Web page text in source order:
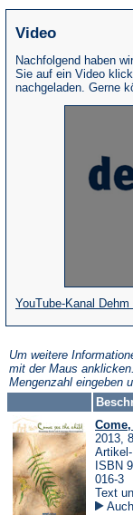
Video
Nachfolgend haben
Sie auf ein Video
nachgeladen. Gerne
YouTube-Kanal Dehm
Um weitere
mit der Maus
Mengenzahl eingeben
2013,
ISBN
016-3
Text